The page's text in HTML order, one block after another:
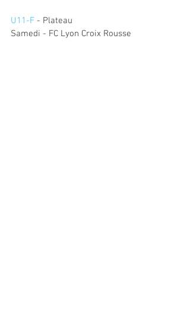
U11-F - Plateau
Samedi - FC Lyon Croix Rousse